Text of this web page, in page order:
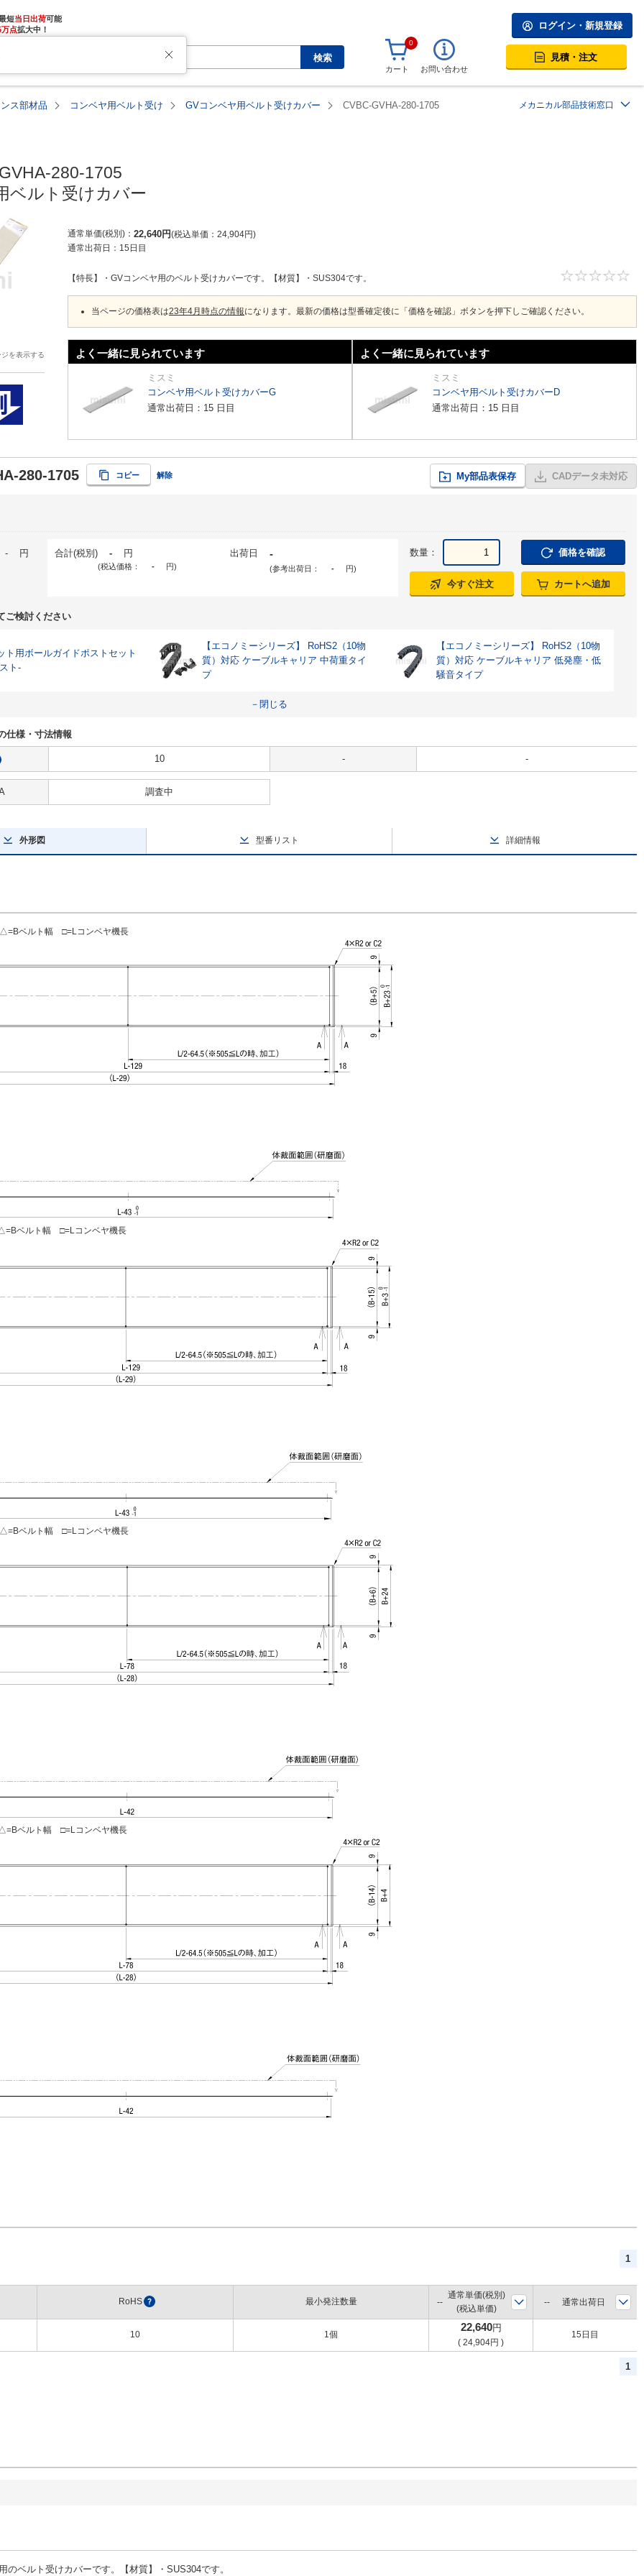
短当日出荷
万点拡大中！
検索
ログイン・新規登録
0
カート お問い合わせ
見積・注文
ス部材品 コンベヤ用ベルト受け GVコンベヤ用ベルト受けカバー CVBC-GVHA-280-1705 メカニカル部品技術窓口
280-1705
ベルト受けカバー
を表示する
通常単価(税別) 22,640円 税込単価 24,904円
通常出荷日： 15日目
【特長】・GVコンベヤ用のベルト受けカバーです。【材質】・SUS304です。
当ページの価格表は23年4月時点の情報になります。最新の価格は型番確定後に「価格を確認」ボタンを押下しご確認ください。
よく一緒に見られています
ミスミ
コンベヤ用ベルト受けカバーG
通常出荷日：15 日目
よく一緒に見られています
ミスミ
コンベヤ用ベルト受けカバーD
通常出荷日：15 日目
280-1705 コピー 解除 My部品表保存 CADデータ未対応
- 円 合計(税別) - 円
(税込価格： - 円)
出荷日 -
(参考出荷日： - 円)
数量： 価格を確認
今すぐ注文 カートへ追加
ご検討ください
ト用ボールガイドポストセット
ト-
【エコノミーシリーズ】 RoHS2（10物
質）対応 ケーブルキャリア 中荷重タイ
プ
【エコノミーシリーズ】 RoHS2（10物
質）対応 ケーブルキャリア 低発塵・低
騒音タイプ
－閉じる
仕様・寸法情報
? 10 - -
調査中
外形図 型番リスト 詳細情報
ベルト幅 □=Lコンベヤ機長
ベルト幅 □=Lコンベヤ機長
ベルト幅 □=Lコンベヤ機長
ベルト幅 □=Lコンベヤ機長
1
RoHS ? 最小発注数量
10 1個
通常単価(税別)
(税込単価)
通常出荷日
22,640円
( 24,904円 )
15日目
1
のベルト受けカバーです。【材質】・SUS304です。